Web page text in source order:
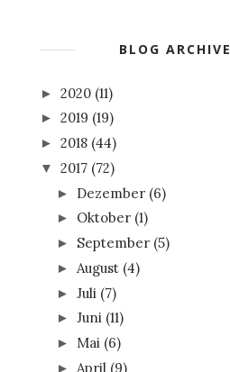
BLOG ARCHIVE
► 2020 (11)
► 2019 (19)
► 2018 (44)
▼ 2017 (72)
► Dezember (6)
► Oktober (1)
► September (5)
► August (4)
► Juli (7)
► Juni (11)
► Mai (6)
► April (9)